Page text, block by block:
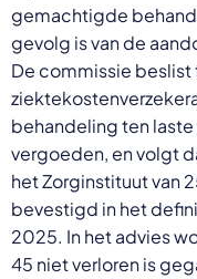
gemachtigde
gevolg is van de
De commissie beslist
behandeling ten
vergoeden, en volgt
het Zorginstituut van
bevestigd in het
2025. In het advies
45 niet verloren is